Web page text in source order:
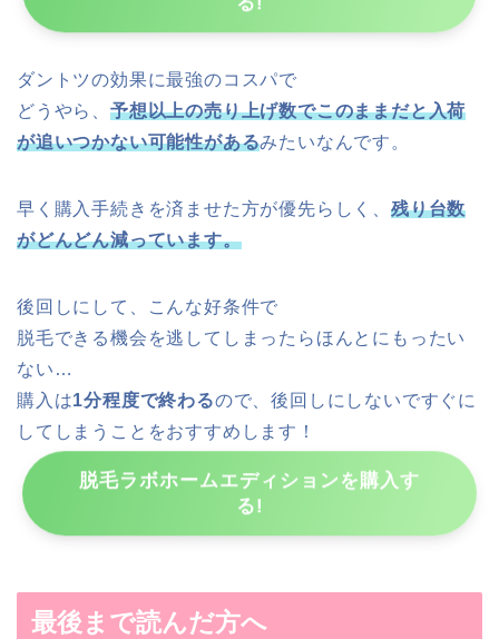
る!
ダントツの効果に最強のコスパで
どうやら、 予想以上の売り上げ数でこのままだと入荷
が追いつかない可能性があるみたいなんです。
早く購入手続きを済ませた方が優先らしく、 残り台数
がどんどん減っています。
後回しにして、こんな好条件で
脱毛できる機会を逃してしまったらほんとにもったい
ない…
購入は1分程度で終わるので、後回しにしないですぐに
してしまうことをおすすめします！
脱毛ラボホームエディションを購入す
る!
最後まで読んだ方へ